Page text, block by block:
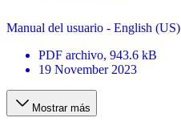
Manual del usuario - English (US)
PDF archivo, 943.6 kB
19 November 2023
Mostrar más